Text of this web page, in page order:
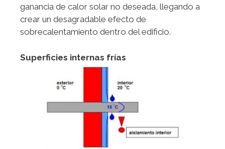
ganancia de calor solar no deseada, llegando a
crear un desagradable efecto de
sobrecalentamiento dentro del edificio.
Superficies internas frías